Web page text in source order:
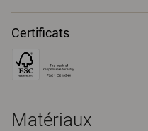
Certificats
Matériaux